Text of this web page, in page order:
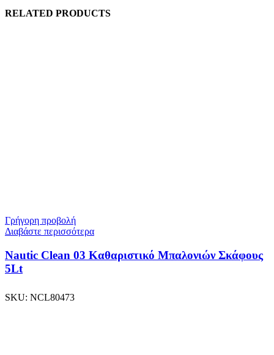
RELATED PRODUCTS
Γρήγορη προβολή
Διαβάστε περισσότερα
Nautic Clean 03 Καθαριστικό Μπαλονιών Σκάφους
5Lt
SKU: NCL80473